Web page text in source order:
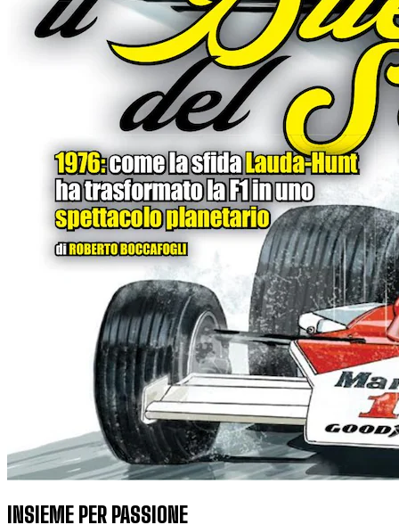
INSIEME PER PASSIONE